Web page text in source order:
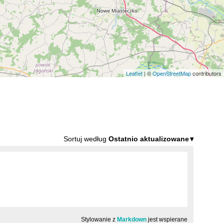
Leaflet| ©OpenStreetMapcontributors